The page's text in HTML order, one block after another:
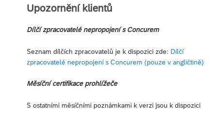
Upozornění klientů
Dílčí zpracovatelé nepropojení s Concurem
Seznam dílčích zpracovatelů je k dispozici zde: Dílčí
zpracovatelé nepropojení s Concurem (pouze v angličtině)
Měsíční certifikace prohlížeče
S ostatními měsíčními poznámkami k verzi jsou k dispozici